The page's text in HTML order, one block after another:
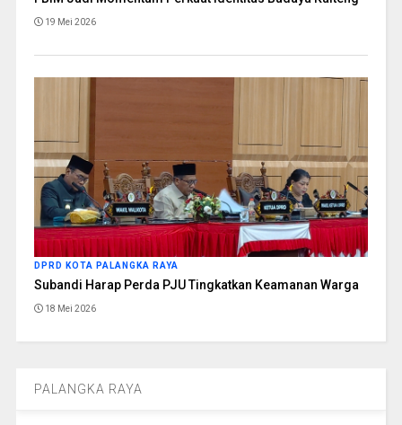
19 Mei 2026
DPRD KOTA PALANGKA RAYA
Subandi Harap Perda PJU Tingkatkan Keamanan Warga
18 Mei 2026
PALANGKA RAYA